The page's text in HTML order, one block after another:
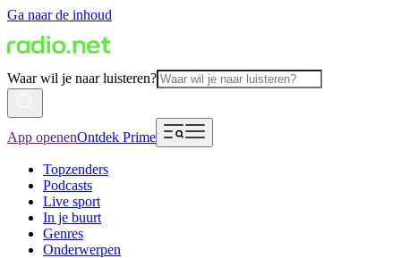
Ga naar de inhoud
Waar wil je naar luisteren?
App openenOntdek Prime
Topzenders
Podcasts
Live sport
In je buurt
Genres
Onderwerpen